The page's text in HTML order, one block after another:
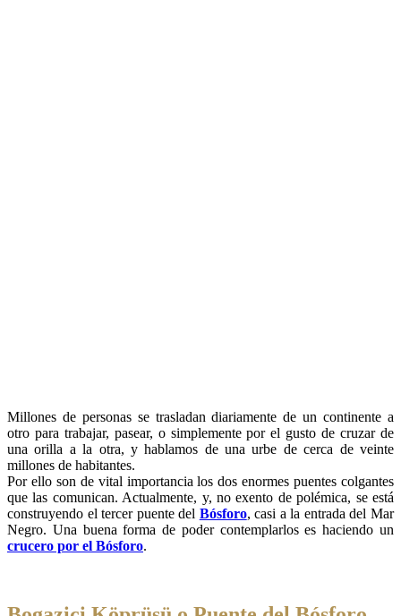
Millones de personas se trasladan diariamente de un continente a
otro para trabajar, pasear, o simplemente por el gusto de cruzar de
una orilla a la otra, y hablamos de una urbe de cerca de veinte
millones de habitantes.
Por ello son de vital importancia los dos enormes puentes colgantes
que las comunican. Actualmente, y, no exento de polémica, se está
construyendo el tercer puente del Bósforo, casi a la entrada del Mar
Negro. Una buena forma de poder contemplarlos es haciendo un
crucero por el Bósforo.